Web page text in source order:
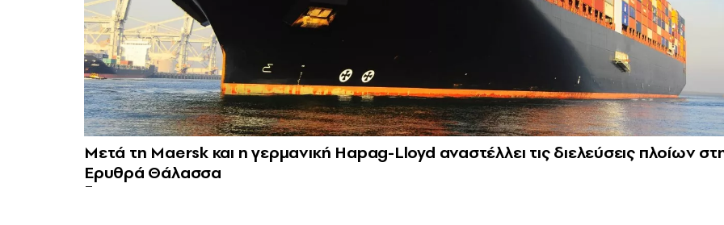
Μετά τη Maersk και η γερμανική Hapag-Lloyd αναστέλλει τις διελεύσεις πλοίων
Ερυθρά Θάλασσα